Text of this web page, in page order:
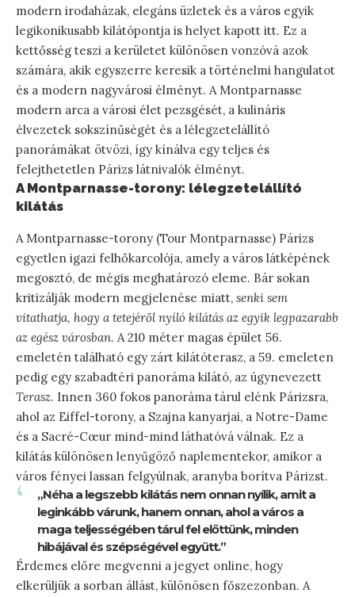
modern irodaházak, elegáns üzletek és a város egyik
legikonikusabb kilátópontja is helyet kapott itt. Ez a
kettősség teszi a kerületet különösen vonzóvá azok
számára, akik egyszerre keresik a történelmi hangulatot
és a modern nagyvárosi élményt. A Montparnasse
modern arca a városi élet pezsgését, a kulináris
élvezetek sokszínűségét és a lélegzetelállító
panorámákat ötvözi, így kínálva egy teljes és
felejthetetlen Párizs látnivalók élményt.
A Montparnasse-torony: lélegzetelállító
kilátás
A Montparnasse-torony (Tour Montparnasse) Párizs
egyetlen igazi felhőkarcolója, amely a város látképének
megosztó, de mégis meghatározó eleme. Bár sokan
kritizálják modern megjelenése miatt, senki sem
vitathatja, hogy a tetejéről nyíló kilátás az egyik legpazarabb
az egész városban. A 210 méter magas épület 56.
emeletén található egy zárt kilátóterasz, a 59. emeleten
pedig egy szabadtéri panoráma kilátó, az úgynevezett
Terasz. Innen 360 fokos panoráma tárul elénk Párizsra,
ahol az Eiffel-torony, a Szajna kanyarjai, a Notre-Dame
és a Sacré-Cœur mind-mind láthatóvá válnak. Ez a
kilátás különösen lenyűgöző naplementekor, amikor a
város fényei lassan felgyúlnak, aranyba borítva Párizst.
„Néha a legszebb kilátás nem onnan nyílik, amit a
leginkább várunk, hanem onnan, ahol a város a
maga teljességében tárul fel előttünk, minden
hibájával és szépségével együtt.”
Érdemes előre megvenni a jegyet online, hogy
elkerüljük a sorban állást, különösen főszezonban. A